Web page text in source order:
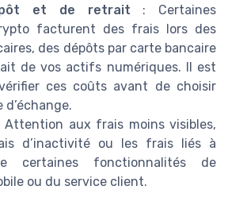
et de retrait : Certaines
facturent des frais lors des
des dépôts par carte bancaire
de vos actifs numériques. Il est
ces coûts avant de choisir
Attention aux frais moins visibles,
d’inactivité ou les frais liés à
certaines fonctionnalités de
ou du service client.